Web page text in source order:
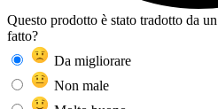
Questo prodotto è stato tradotto da
fatto?
Da migliorare
Non male